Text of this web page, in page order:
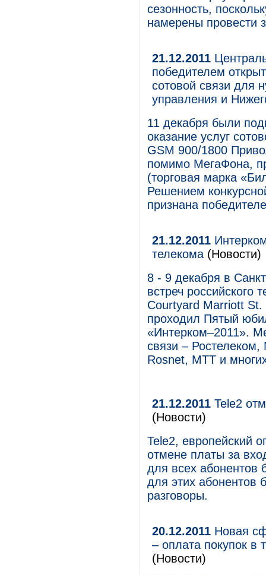
сезонность,
намерены провести
21.12.2011
победителем
сотовой связи для
управления и
11 декабря были
оказание услуг
GSM 900/1800
помимо МегаФона,
(торговая марка
Решением
признана
21.12.2011
телекома (Новости)
8 - 9 декабря в
встреч российского
Courtyard Marriott
проходил Пятый
«Интерком–2011».
связи –
Rosnet, МТТ и
21.12.2011 Tele2
(Новости)
Tele2, европейский
отмене платы за
для всех абонентов
для этих абонентов
разговоры.
20.12.2011 Новая
– оплата покупок в
(Новости)